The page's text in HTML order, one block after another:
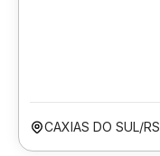
CAXIAS DO SUL/RS